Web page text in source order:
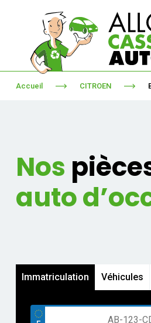
Accueil CITROEN
Nos
auto
Immatriculation Véhicules